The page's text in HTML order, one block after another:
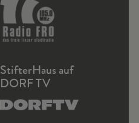
StifterHaus auf
DORF TV